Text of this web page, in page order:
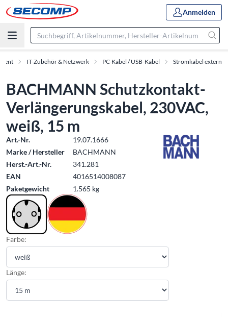
Anmelden
IT-Zubehör & Netzwerk PC-Kabel / USB-Kabel Stromkabel extern
BACHMANN Schutzkontakt-
Verlängerungskabel, 230VAC,
weiß, 15 m
Art.-Nr.
19.07.1666
Marke / Hersteller
BACHMANN
Herst.-Art.-Nr.
341.281
EAN
4016514008087
Paketgewicht
1.565 kg
Farbe:
Länge: